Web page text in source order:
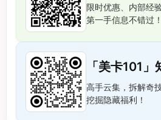
限时优惠、内部经
第一手信息不错过！
「美卡101
高手云集，拆解奇
挖掘隐藏福利！